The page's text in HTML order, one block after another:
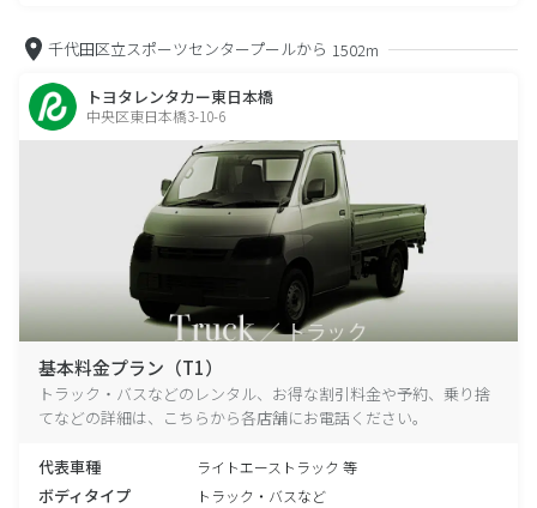
千代田区立スポーツセンタープールから 1502m
トヨタレンタカー東日本橋
中央区東日本橋3-10-6
基本料金プラン（T1）
トラック・バスなどのレンタル、お得な割引料金や予約、乗り捨
てなどの詳細は、こちらから各店舗にお電話ください。
代表車種 ライトエーストラック 等
ボディタイプ トラック・バスなど